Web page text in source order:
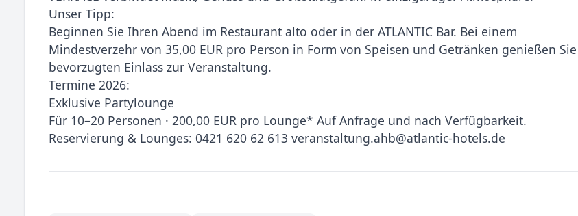
Unser Tipp:
Beginnen Sie Ihren Abend im Restaurant alto oder in der ATLANTIC Bar. Bei einem
Mindestverzehr von 35,00 EUR pro Person in Form von Speisen und Getränken genießen Sie
bevorzugten Einlass zur Veranstaltung.
Termine 2026:
Exklusive Partylounge
Für 10–20 Personen · 200,00 EUR pro Lounge* Auf Anfrage und nach Verfügbarkeit.
Reservierung & Lounges: 0421 620 62 613 veranstaltung.ahb@atlantic-hotels.de